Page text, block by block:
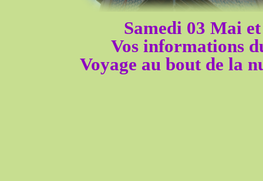
Samedi 03 Mai
Vos informations
Voyage au bout de la